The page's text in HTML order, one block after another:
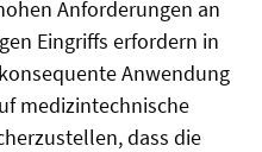
Anforderungen an
Eingriffs erfordern in
Anwendung
medizintechnische
dass die